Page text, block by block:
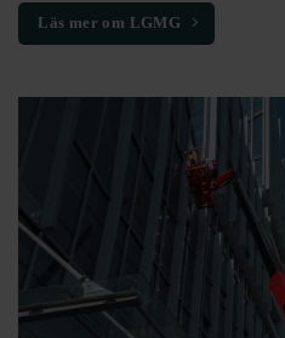
Läs mer om LGMG